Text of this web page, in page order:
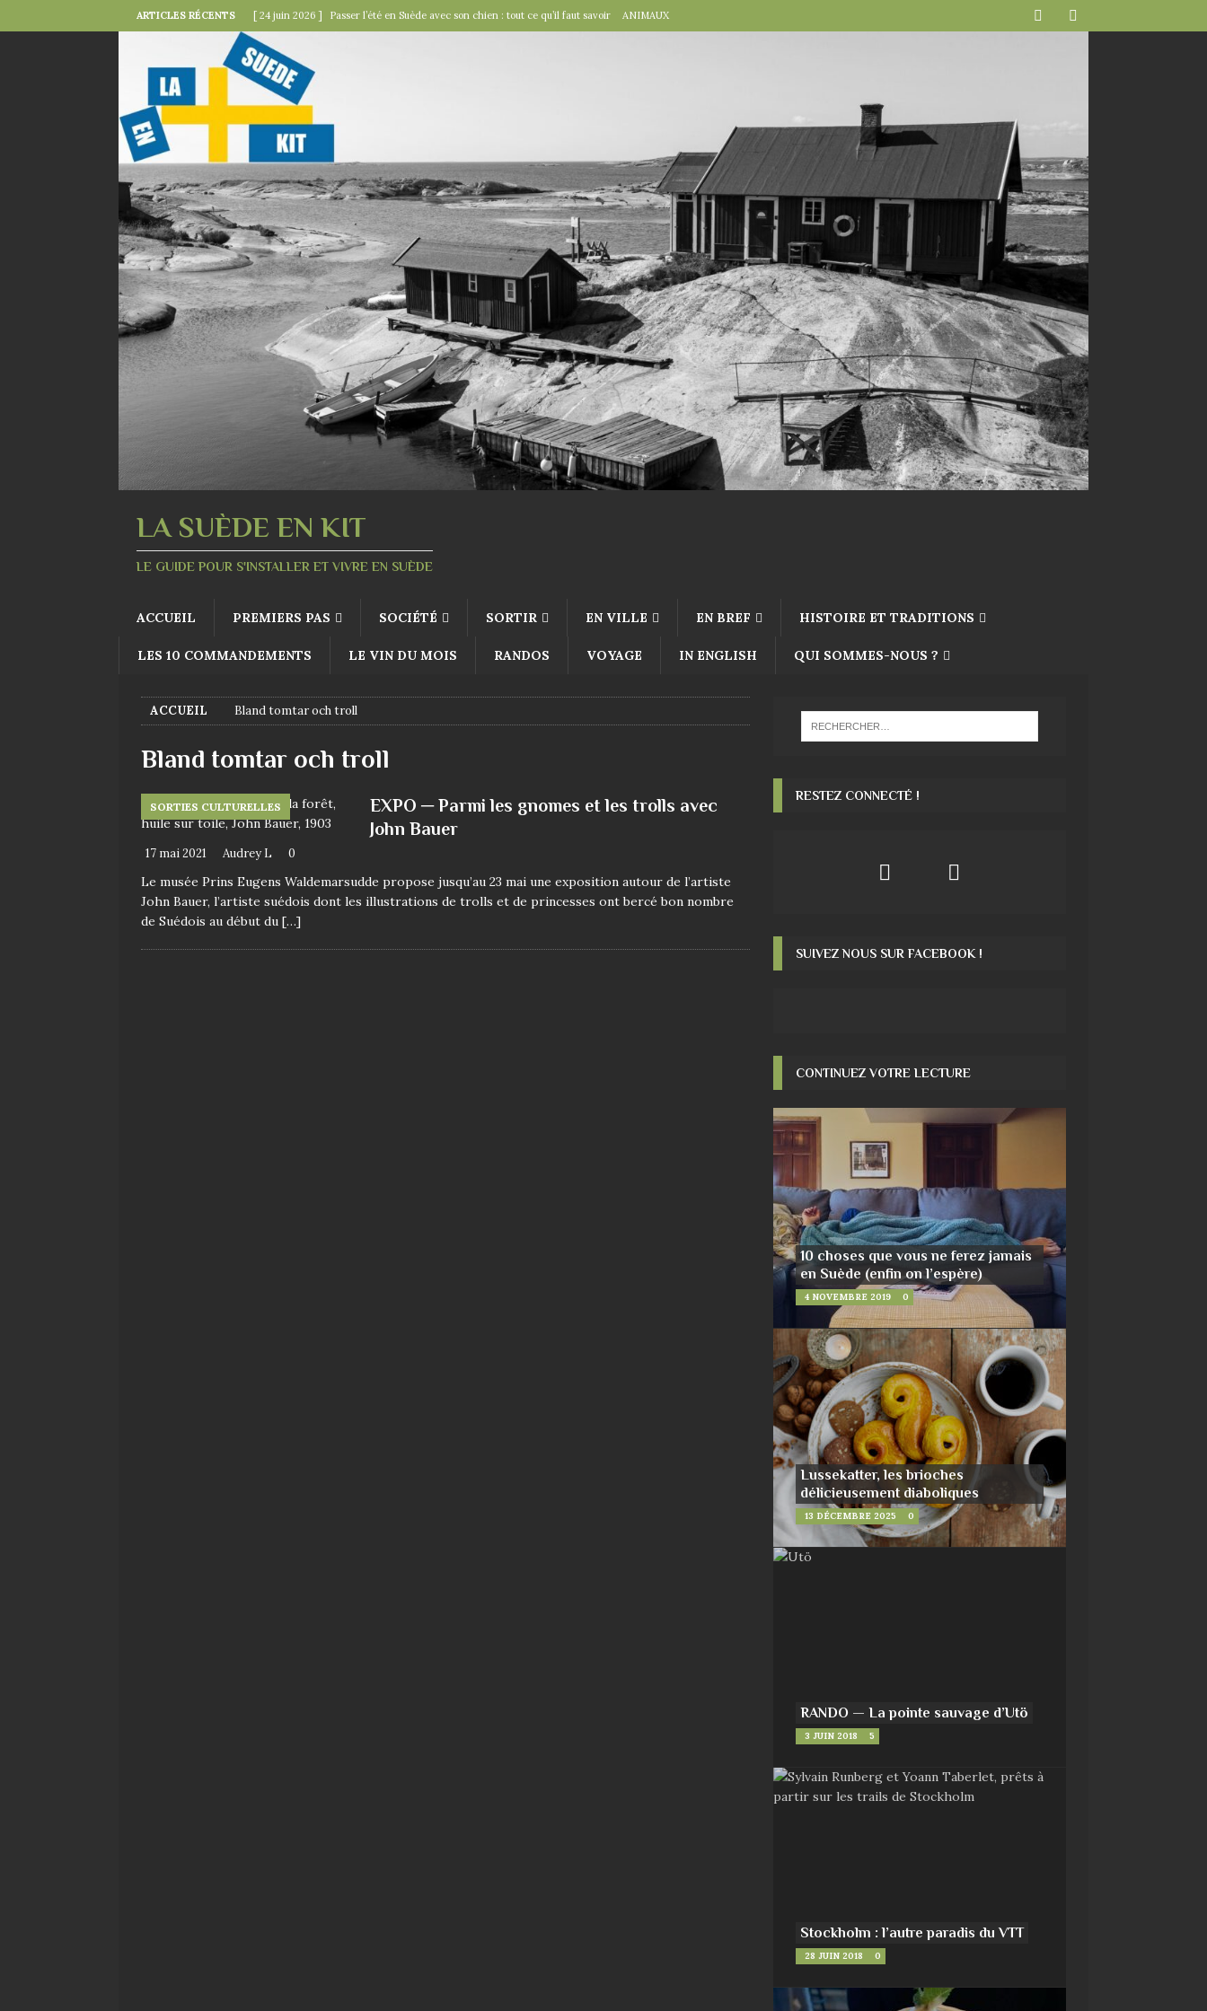
ARTICLES RÉCENTS [ 24 juin 2026 ] Passer l’été en Suède avec son chien : tout ce qu’il faut savoir ANIMAUX
[ 22 juin 2026 ]
[ 18 juin 2026 ]
[ 15 juin 2026 ]
SUÉDOISES
[ 6 juin 2026 ] Le rire s’invite à table : « Venez donc dîner ce soir ! » EN VILLE
LA SUÈDE EN KIT
LE GUIDE POUR S'INSTALLER ET VIVRE EN SUÈDE
ACCUEIL PREMIERS PAS SOCIÉTÉ SORTIR EN VILLE EN BREF HISTOIRE ET TRADITIONS
LES 10 COMMANDEMENTS LE VIN DU MOIS RANDOS VOYAGE IN ENGLISH QUI SOMMES-NOUS ?
ACCUEIL Bland tomtar och troll
Bland tomtar och troll
SORTIES CULTURELLES
EXPO ─ Parmi les gnomes et les trolls avec
John Bauer
17 mai 2021 Audrey L 0
Le musée Prins Eugens Waldemarsudde propose jusqu’au 23 mai une exposition autour de l’artiste
John Bauer, l’artiste suédois dont les illustrations de trolls et de princesses ont bercé bon nombre
de Suédois au début du […]
RESTEZ CONNECTÉ !
SUIVEZ NOUS SUR FACEBOOK !
CONTINUEZ VOTRE LECTURE
10 choses que vous ne ferez jamais
en Suède (enfin on l’espère)
4 NOVEMBRE 2019 0
Lussekatter, les brioches
délicieusement diaboliques
13 DÉCEMBRE 2025 0
RANDO — La pointe sauvage d’Utö
3 JUIN 2018 5
Stockholm : l’autre paradis du VTT
28 JUIN 2018 0